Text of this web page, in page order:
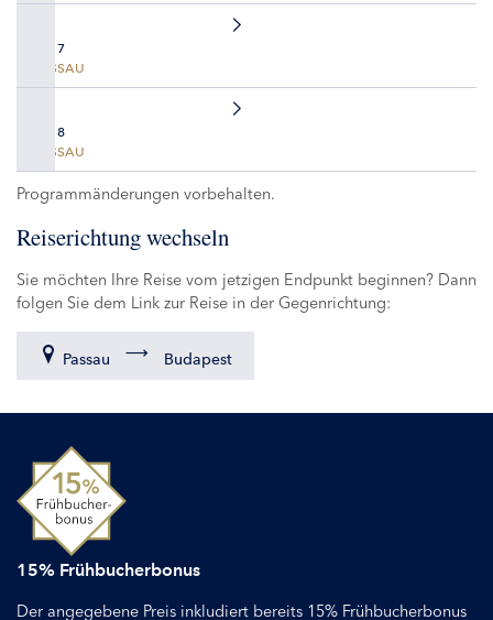
TAG 7
PASSAU
TAG 8
PASSAU
Programmänderungen vorbehalten.
Reiserichtung wechseln
Sie möchten Ihre Reise vom jetzigen Endpunkt beginnen? Dann
folgen Sie dem Link zur Reise in der Gegenrichtung:
Passau Budapest
15% Frühbucherbonus
Der angegebene Preis inkludiert bereits 15% Frühbucherbonus